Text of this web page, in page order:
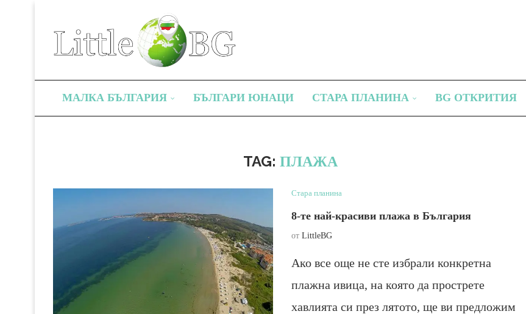
МАЛКА БЪЛГАРИЯ БЪЛГАРИ ЮНАЦИ СТАРА ПЛАНИНА BG ОТКРИТИЯ
TAG:ПЛАЖА
Стара планина
8-те най-красиви плажа в България
от LittleBG
Ако все още не сте избрали конкретна
плажна ивица, на която да прострете
хавлията си през лятото, ще ви предложим